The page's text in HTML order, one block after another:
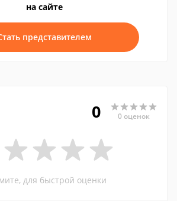
на сайте
представителем
0 0 оценок
для быстрой оценки